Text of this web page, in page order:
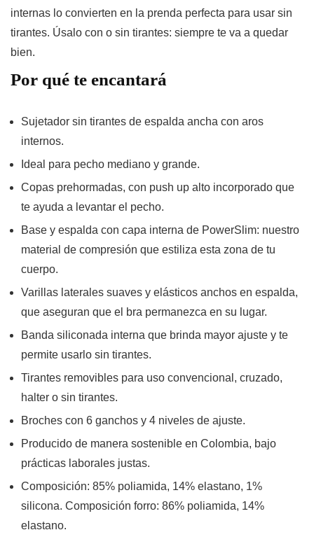
internas lo convierten en la prenda perfecta para usar sin
tirantes. Úsalo con o sin tirantes: siempre te va a quedar
bien.
Por qué te encantará
Sujetador sin tirantes de espalda ancha con aros
internos.
Ideal para pecho mediano y grande.
Copas prehormadas, con push up alto incorporado que
te ayuda a levantar el pecho.
Base y espalda con capa interna de PowerSlim: nuestro
material de compresión que estiliza esta zona de tu
cuerpo.
Varillas laterales suaves y elásticos anchos en espalda,
que aseguran que el bra permanezca en su lugar.
Banda siliconada interna que brinda mayor ajuste y te
permite usarlo sin tirantes.
Tirantes removibles para uso convencional, cruzado,
halter o sin tirantes.
Broches con 6 ganchos y 4 niveles de ajuste.
Producido de manera sostenible en Colombia, bajo
prácticas laborales justas.
Composición: 85% poliamida, 14% elastano, 1%
silicona. Composición forro: 86% poliamida, 14%
elastano.